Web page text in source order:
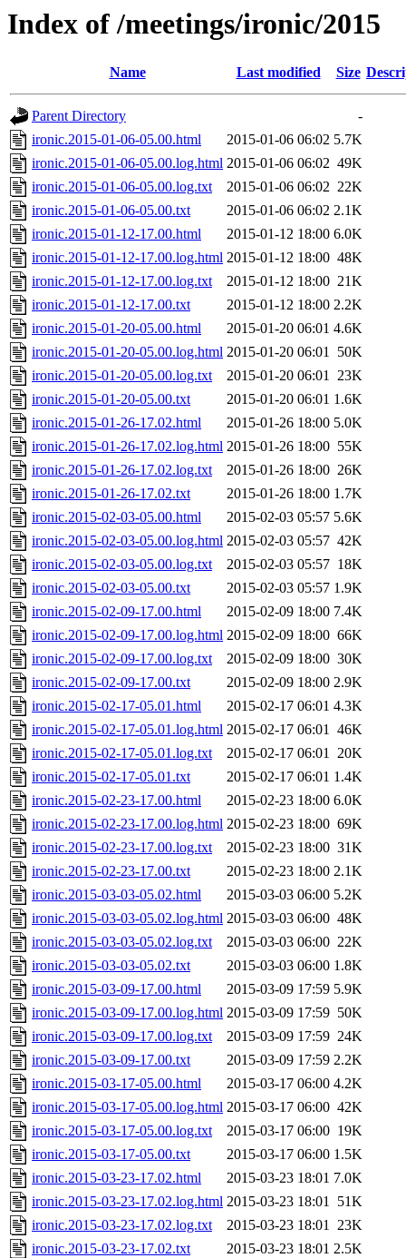
Index of /meetings/ironic/2015
Name Last modified Size
Parent Directory
-
ironic.2015-01-06-05.00.html
2015-01-06 06:02 5.7K
ironic.2015-01-06-05.00.log.html 2015-01-06 06:02 49K
ironic.2015-01-06-05.00.log.txt
2015-01-06 06:02 22K
ironic.2015-01-06-05.00.txt
2015-01-06 06:02 2.1K
ironic.2015-01-12-17.00.html
2015-01-12 18:00 6.0K
ironic.2015-01-12-17.00.log.html 2015-01-12 18:00 48K
ironic.2015-01-12-17.00.log.txt
2015-01-12 18:00 21K
ironic.2015-01-12-17.00.txt
2015-01-12 18:00 2.2K
ironic.2015-01-20-05.00.html
2015-01-20 06:01 4.6K
ironic.2015-01-20-05.00.log.html 2015-01-20 06:01 50K
ironic.2015-01-20-05.00.log.txt
2015-01-20 06:01 23K
ironic.2015-01-20-05.00.txt
2015-01-20 06:01 1.6K
ironic.2015-01-26-17.02.html
2015-01-26 18:00 5.0K
ironic.2015-01-26-17.02.log.html 2015-01-26 18:00 55K
ironic.2015-01-26-17.02.log.txt
2015-01-26 18:00 26K
ironic.2015-01-26-17.02.txt
2015-01-26 18:00 1.7K
ironic.2015-02-03-05.00.html
2015-02-03 05:57 5.6K
ironic.2015-02-03-05.00.log.html 2015-02-03 05:57 42K
ironic.2015-02-03-05.00.log.txt
2015-02-03 05:57 18K
ironic.2015-02-03-05.00.txt
2015-02-03 05:57 1.9K
ironic.2015-02-09-17.00.html
2015-02-09 18:00 7.4K
ironic.2015-02-09-17.00.log.html 2015-02-09 18:00 66K
ironic.2015-02-09-17.00.log.txt
2015-02-09 18:00 30K
ironic.2015-02-09-17.00.txt
2015-02-09 18:00 2.9K
ironic.2015-02-17-05.01.html
2015-02-17 06:01 4.3K
ironic.2015-02-17-05.01.log.html 2015-02-17 06:01 46K
ironic.2015-02-17-05.01.log.txt
2015-02-17 06:01 20K
ironic.2015-02-17-05.01.txt
2015-02-17 06:01 1.4K
ironic.2015-02-23-17.00.html
2015-02-23 18:00 6.0K
ironic.2015-02-23-17.00.log.html 2015-02-23 18:00 69K
ironic.2015-02-23-17.00.log.txt
2015-02-23 18:00 31K
ironic.2015-02-23-17.00.txt
2015-02-23 18:00 2.1K
ironic.2015-03-03-05.02.html
2015-03-03 06:00 5.2K
ironic.2015-03-03-05.02.log.html 2015-03-03 06:00 48K
ironic.2015-03-03-05.02.log.txt
2015-03-03 06:00 22K
ironic.2015-03-03-05.02.txt
2015-03-03 06:00 1.8K
ironic.2015-03-09-17.00.html
2015-03-09 17:59 5.9K
ironic.2015-03-09-17.00.log.html 2015-03-09 17:59 50K
ironic.2015-03-09-17.00.log.txt
2015-03-09 17:59 24K
ironic.2015-03-09-17.00.txt
2015-03-09 17:59 2.2K
ironic.2015-03-17-05.00.html
2015-03-17 06:00 4.2K
ironic.2015-03-17-05.00.log.html 2015-03-17 06:00 42K
ironic.2015-03-17-05.00.log.txt
2015-03-17 06:00 19K
ironic.2015-03-17-05.00.txt
2015-03-17 06:00 1.5K
ironic.2015-03-23-17.02.html
2015-03-23 18:01 7.0K
ironic.2015-03-23-17.02.log.html 2015-03-23 18:01 51K
ironic.2015-03-23-17.02.log.txt
2015-03-23 18:01 23K
ironic.2015-03-23-17.02.txt
2015-03-23 18:01 2.5K